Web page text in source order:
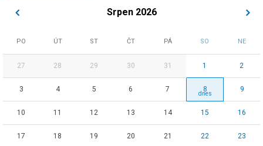
Srpen 2026
PO ÚT ST ČT PÁ SO NE
27 28 29 30 31 1 2
3 4 5 6 7 8 9
10 11 12 13 14 15 16
17 18 19 20 21 22 23